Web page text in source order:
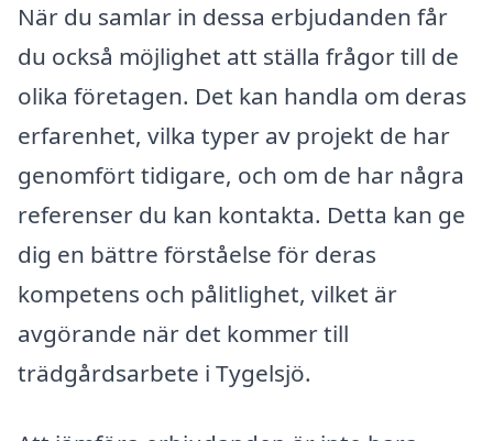
När du samlar in dessa erbjudanden får
du också möjlighet att ställa frågor till de
olika företagen. Det kan handla om deras
erfarenhet, vilka typer av projekt de har
genomfört tidigare, och om de har några
referenser du kan kontakta. Detta kan ge
dig en bättre förståelse för deras
kompetens och pålitlighet, vilket är
avgörande när det kommer till
trädgårdsarbete i Tygelsjö.